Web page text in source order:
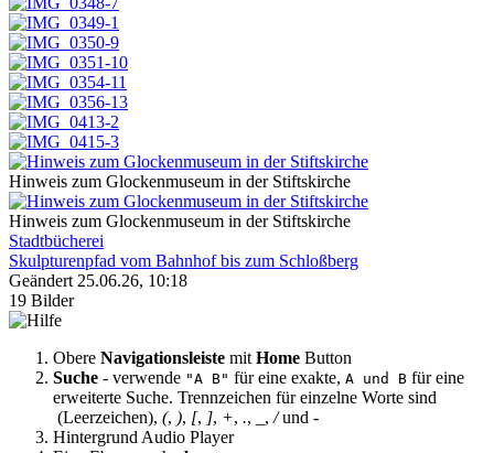
Hinweis zum Glockenmuseum in der Stiftskirche
Hinweis zum Glockenmuseum in der Stiftskirche
Stadtbücherei
Skulpturenpfad vom Bahnhof bis zum Schloßberg
Geändert 25.06.26, 10:18
19 Bilder
Obere Navigationsleiste mit Home Button
Suche - verwende "A B" für eine exakte, A und B für eine
erweiterte Suche. Trennzeichen für einzelne Worte sind
(Leerzeichen), (, ), [, ], +, ., , /und -
Hintergrund Audio Player